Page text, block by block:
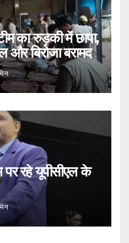
का रुड़की में छापा,
और बिरोजा बरामद
रहे यूपीसीएल के